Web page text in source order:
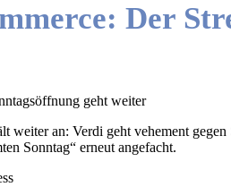
Der
geht weiter
weiter an: Verdi geht vehement
Sonntag“ erneut angefacht.